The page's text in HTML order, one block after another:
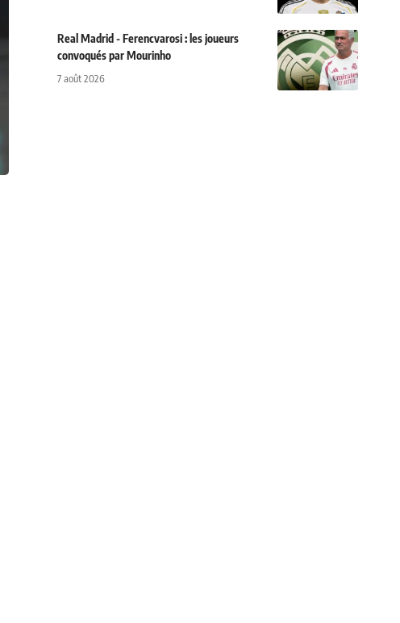
Real Madrid - Ferencvarosi : les joueurs
convoqués par Mourinho
7 août 2026